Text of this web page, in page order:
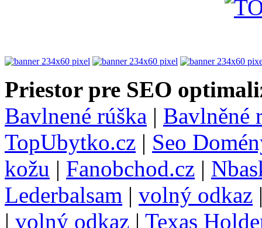
Priestor pre SEO
Bavlnené rúška | Bavlněné
TopUbytko.cz | Seo
kožu | Fanobchod.cz |
Lederbalsam | volný odkaz
| volný odkaz | Texas